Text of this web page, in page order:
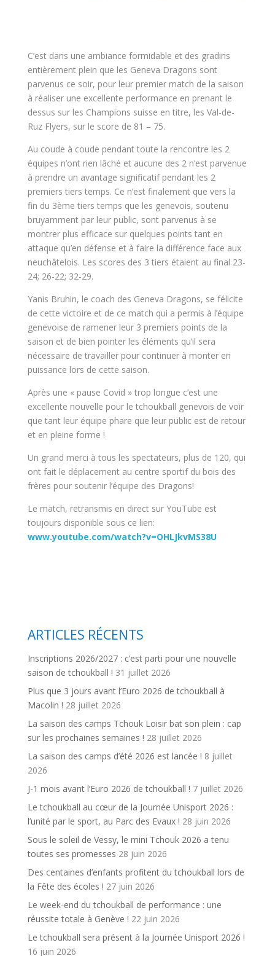
C’est dans une ambiance formidable et des gradins
entièrement plein que les Geneva Dragons sont
parvenus ce soir, pour leur premier match de la saison
à réaliser une excellente performance en prenant le
dessus sur les Champions suisse en titre, les Val-de-
Ruz Flyers, sur le score de 81 – 75.
Au coude à coude pendant toute la rencontre les 2
équipes n’ont rien lâché et aucune des 2 n’est parvenue
à prendre un avantage significatif pendant les 2
premiers tiers temps. Ce n’est finalement que vers la
fin du 3ème tiers temps que les genevois, soutenu
bruyamment par leur public, sont parvenus à se
montrer plus efficace sur quelques points tant en
attaque qu’en défense et à faire la différence face aux
neuchâtelois. Les scores des 3 tiers étaient au final 23-
24; 26-22; 32-29.
Yanis Bruhin, le coach des Geneva Dragons, se félicite
de cette victoire et de ce match qui a permis à l’équipe
genevoise de ramener leur 3 premiers points de la
saison et de bien pointer les éléments qu’il sera
nécessaire de travailler pour continuer à monter en
puissance lors de cette saison.
Après une « pause Covid » trop longue c’est une
excellente nouvelle pour le tchoukball genevois de voir
que tant leur équipe phare que leur public est de retour
et en pleine forme !
Un grand merci à tous les spectateurs, plus de 120, qui
ont fait le déplacement au centre sportif du bois des
frères pour soutenir l’équipe des Dragons!
Le match, retransmis en direct sur YouTube est
toujours disponible sous ce lien:
www.youtube.com/watch?v=OHLJkvMS38U
ARTICLES RÉCENTS
Inscriptions 2026/2027 : c’est parti pour une nouvelle
saison de tchoukball ! 31 juillet 2026
Plus que 3 jours avant l’Euro 2026 de tchoukball à
Macolin ! 28 juillet 2026
La saison des camps Tchouk Loisir bat son plein : cap
sur les prochaines semaines ! 28 juillet 2026
La saison des camps d’été 2026 est lancée ! 8 juillet
2026
J-1 mois avant l’Euro 2026 de tchoukball ! 7 juillet 2026
Le tchoukball au cœur de la Journée Unisport 2026 :
l’unité par le sport, au Parc des Evaux ! 28 juin 2026
Sous le soleil de Vessy, le mini Tchouk 2026 a tenu
toutes ses promesses 28 juin 2026
Des centaines d’enfants profitent du tchoukball lors de
la Fête des écoles ! 27 juin 2026
Le week-end du tchoukball de performance : une
réussite totale à Genève ! 22 juin 2026
Le tchoukball sera présent à la Journée Unisport 2026 !
16 juin 2026